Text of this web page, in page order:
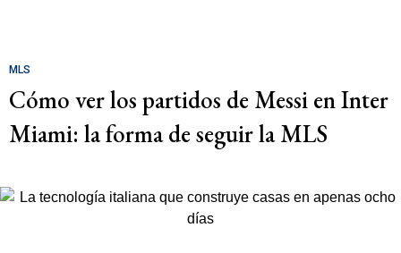
MLS
Cómo ver los partidos de Messi en Inter
Miami: la forma de seguir la MLS